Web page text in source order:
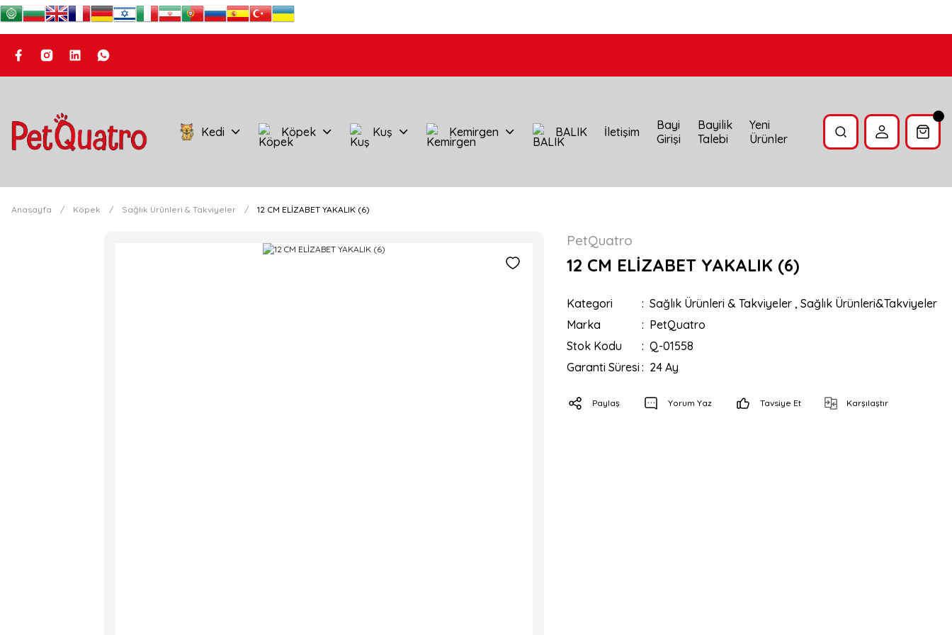
Kedi Köpek Kuş Kemirgen BALIK İletişim
Bayi
Girişi
Bayilik
Talebi
Yeni
Ürünler
Anasayfa Köpek Sağlık Ürünleri & Takviyeler 12 CM ELİZABET YAKALIK (6)
PetQuatro
12 CM ELİZABET YAKALIK (6)
Kategori Sağlık Ürünleri & Takviyeler , Sağlık Ürünleri&Takviyeler
Marka
PetQuatro
Stok Kodu
Q-01558
Garanti Süresi
24 Ay
Paylaş Yorum Yaz Tavsiye Et Karşılaştır